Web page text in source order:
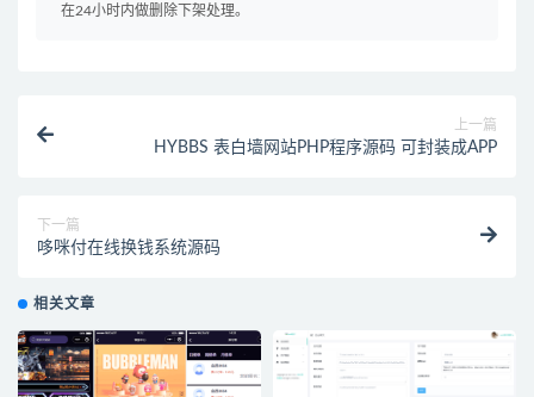
在24小时内做删除下架处理。
上一篇
HYBBS 表白墙网站PHP程序源码 可封装成APP
下一篇
哆咪付在线换钱系统源码
相关文章